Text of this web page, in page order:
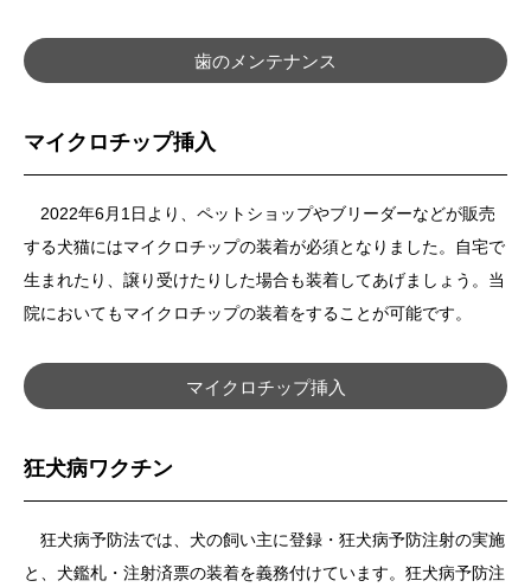
歯のメンテナンス
マイクロチップ挿入
2022年6月1日より、ペットショップやブリーダーなどが販売
する犬猫にはマイクロチップの装着が必須となりました。自宅で
生まれたり、譲り受けたりした場合も装着してあげましょう。当
院においてもマイクロチップの装着をすることが可能です。
マイクロチップ挿入
狂犬病ワクチン
狂犬病予防法では、犬の飼い主に登録・狂犬病予防注射の実施
と、犬鑑札・注射済票の装着を義務付けています。狂犬病予防注